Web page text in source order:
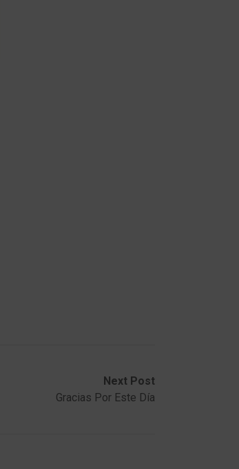
Next Post
Gracias Por Este Día